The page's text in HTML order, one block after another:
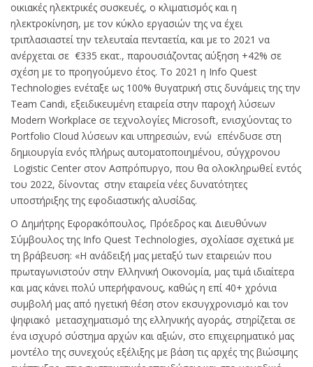
οικιακές ηλεκτρικές συσκευές, ο κλιματισμός και η
ηλεκτροκίνηση, με τον κύκλο εργασιών της να έχει
τριπλασιαστεί την τελευταία πενταετία, και με το 2021 να
ανέρχεται σε €335 εκατ., παρουσιάζοντας αύξηση +42% σε
σχέση με το προηγούμενο έτος. Το 2021 η Info Quest
Technologies ενέταξε ως 100% θυγατρική στις δυνάμεις της την
Team Candi, εξειδικευμένη εταιρεία στην παροχή λύσεων
Modern Workplace σε τεχνολογίες Microsoft, ενισχύοντας το
Portfolio Cloud λύσεων και υπηρεσιών, ενώ επένδυσε στη
δημιουργία ενός πλήρως αυτοματοποιημένου, σύγχρονου
Logistic Center στον Ασπρόπυργο, που θα ολοκληρωθεί εντός
του 2022, δίνοντας στην εταιρεία νέες δυνατότητες
υποστήριξης της εφοδιαστικής αλυσίδας.
Ο Δημήτρης Εφορακόπουλος, Πρόεδρος και Διευθύνων
Σύμβουλος της Info Quest Technologies, σχολίασε σχετικά με
τη βράβευση: «Η ανάδειξή μας μεταξύ των εταιρειών που
πρωταγωνιστούν στην Ελληνική Οικονομία, μας τιμά ιδιαίτερα
και μας κάνει πολύ υπερήφανους, καθώς η επί 40+ χρόνια
συμβολή μας από ηγετική θέση στον εκσυγχρονισμό και τον
ψηφιακό μετασχηματισμό της ελληνικής αγοράς, στηρίζεται σε
ένα ισχυρό σύστημα αρχών και αξιών, στο επιχειρηματικό μας
μοντέλο της συνεχούς εξέλιξης με βάση τις αρχές της βιώσιμης